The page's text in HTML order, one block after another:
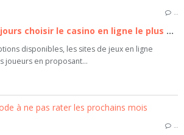
…
7 astuces pour toujours choisir le casino en ligne le plus adapté à ses besoins
disponibles, les sites de jeux en ligne
joueurs en proposant...
…